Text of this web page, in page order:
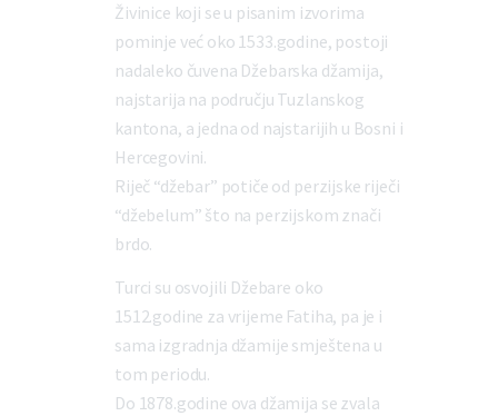
Živinice koji se u pisanim izvorima
pominje već oko 1533.godine, postoji
nadaleko čuvena Džebarska džamija,
najstarija na području Tuzlanskog
kantona, a jedna od najstarijih u Bosni i
Hercegovini.
Riječ “džebar” potiče od perzijske riječi
“džebelum” što na perzijskom znači
brdo.
Turci su osvojili Džebare oko
1512.godine za vrijeme Fatiha, pa je i
sama izgradnja džamije smještena u
tom periodu.
Do 1878.godine ova džamija se zvala